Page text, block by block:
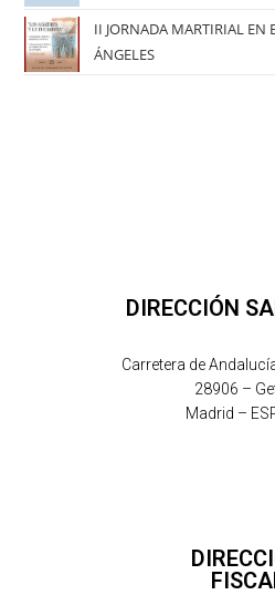
II JORNADA MARTIRIAL EN
ÁNGELES
DIRECCIÓN
Carretera de
28906 –
Madrid –